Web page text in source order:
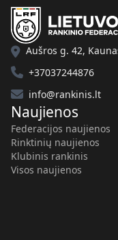
Aušros g. 42,
+37037244876
info@rankinis.lt
Naujienos
Federacijos naujienos
Rinktinių naujienos
Klubinis rankinis
Visos naujienos